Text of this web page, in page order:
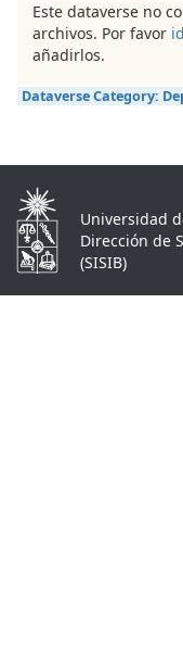
Este dataverse no
archivos. Por favor
añadirlos.
Dataverse Category:
Universidad
Dirección de
(SISIB)